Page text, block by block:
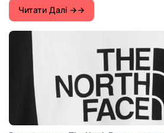
Читати Далі →